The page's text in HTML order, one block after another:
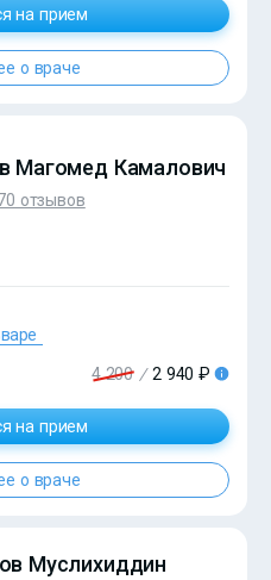
на прием
о враче
Магомед Камалович
отзывов
4 200 / 2 940 ₽
на прием
о враче
Муслихиддин